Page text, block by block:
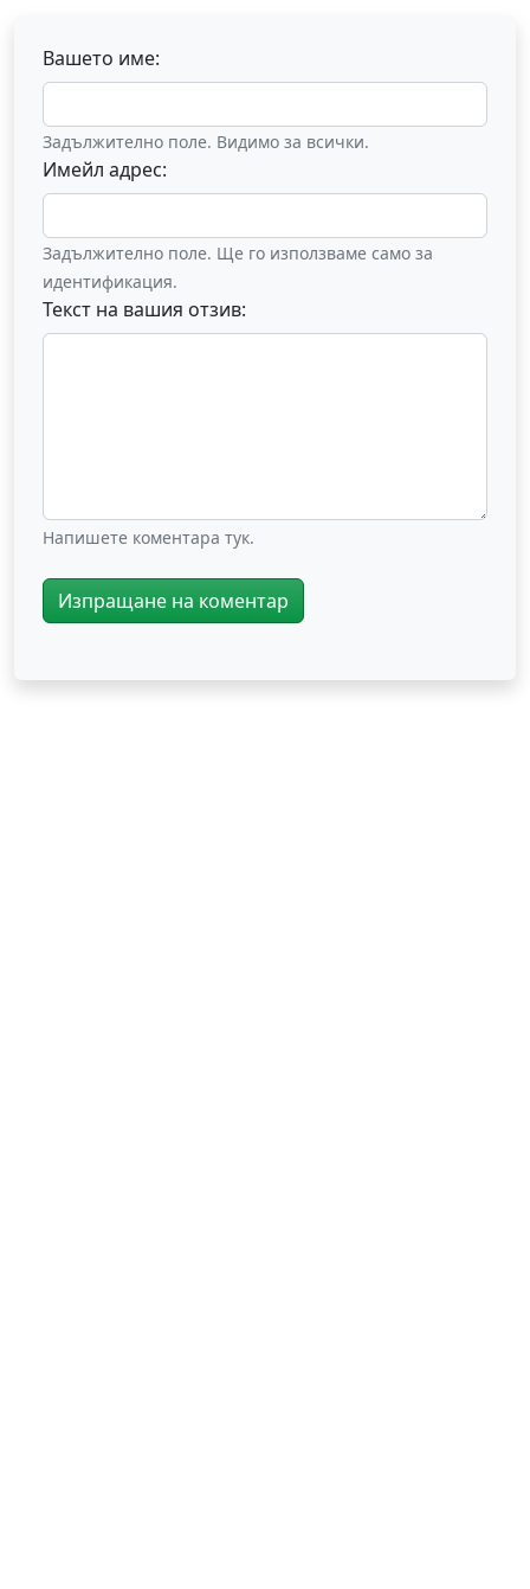
Вашето име:
Задължително поле. Видимо за всички.
Имейл адрес:
Задължително поле. Ще го използваме само за
идентификация.
Текст на вашия отзив:
Напишете коментара тук.
Изпращане на коментар